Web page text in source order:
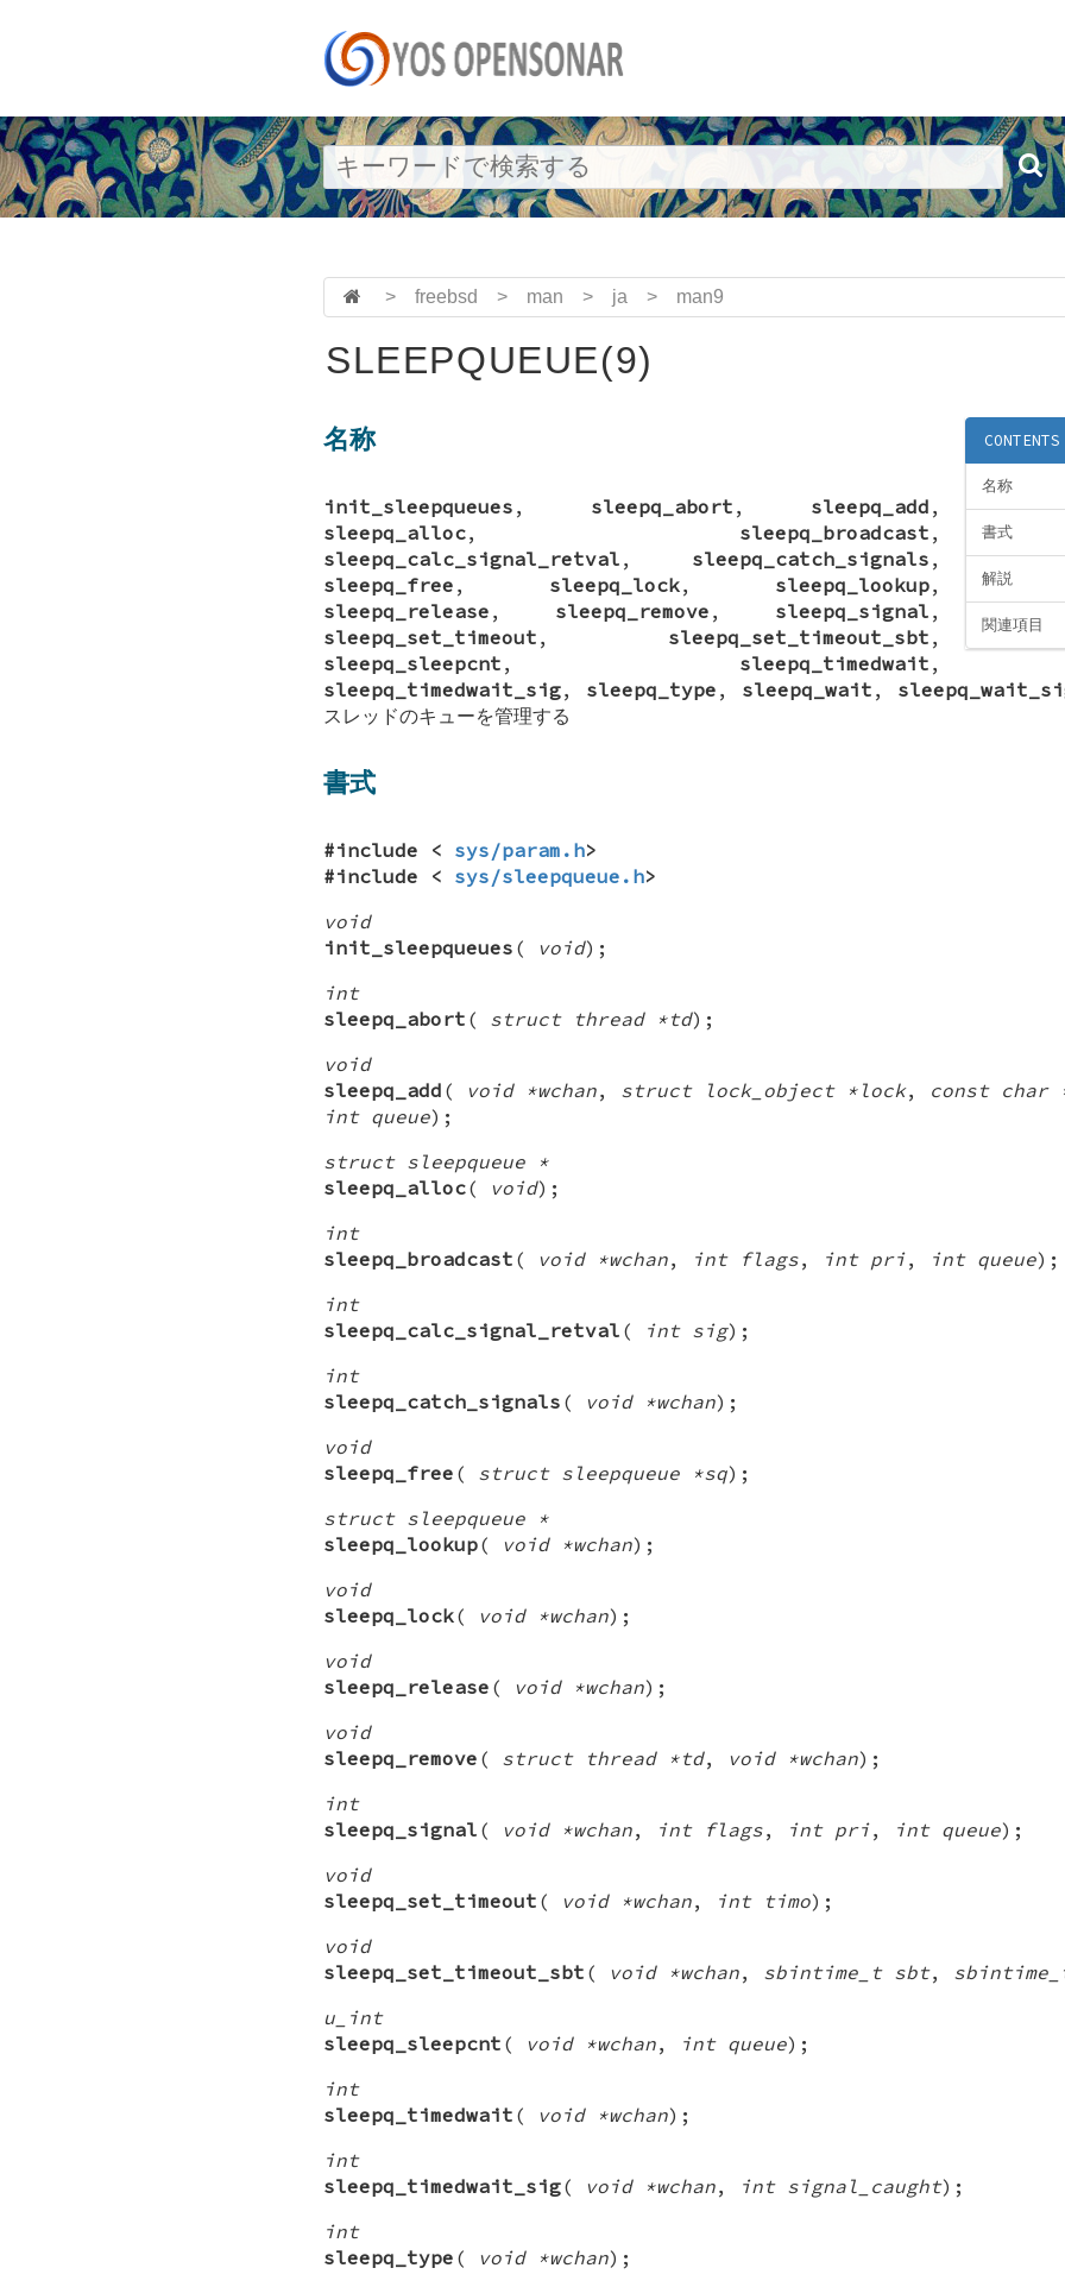
> freebsd > man > ja > man9
SLEEPQUEUE(9)
CONTENTS
名称
書式
解説
関連項目
名称
init_sleepqueues , sleepq_abort , sleepq_add ,
sleepq_alloc, sleepq_broadcast ,
sleepq_calc_signal_retval , sleepq_catch_signals ,
sleepq_free , sleepq_lock, sleepq_lookup,
sleepq_release , sleepq_remove , sleepq_signal ,
sleepq_set_timeout , sleepq_set_timeout_sbt ,
sleepq_sleepcnt , sleepq_timedwait ,
sleepq_timedwait_sig, sleepq_type , sleepq_wait ,
スレッドのキューを管理する
書式
#include < sys/param.h>
#include < sys/sleepqueue.h>
void
init_sleepqueues ( void);
int
sleepq_abort ( struct thread *td);
void
sleepq_add ( void *wchan, struct lock_object *lock, const char
int queue);
struct sleepqueue *
sleepq_alloc( void);
int
sleepq_broadcast ( void *wchan, int flags, int pri, int queue);
int
sleepq_calc_signal_retval ( int sig);
int
sleepq_catch_signals ( void *wchan);
void
sleepq_free ( struct sleepqueue *sq);
struct sleepqueue *
sleepq_lookup( void *wchan);
void
sleepq_lock( void *wchan);
void
sleepq_release ( void *wchan);
void
sleepq_remove ( struct thread *td, void *wchan);
int
sleepq_signal ( void *wchan, int flags, int pri, int queue);
void
sleepq_set_timeout ( void *wchan, int timo);
void
sleepq_set_timeout_sbt ( void *wchan, sbintime_t sbt,
u_int
sleepq_sleepcnt ( void *wchan, int queue);
int
sleepq_timedwait ( void *wchan);
int
sleepq_timedwait_sig( void *wchan, int signal_caught);
int
sleepq_type ( void *wchan);